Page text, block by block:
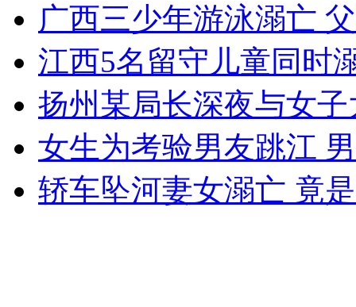
女孩北京地铁殴打老人 痛下狠手拳打脚踢
无痛分娩是否安全 医生回应
外交部：反对强权政治霸凌主义
外交部：有关国家言论片面不公正
广西三少年游泳溺亡
江西5名留守儿童同时
扬州某局长深夜与女
女生为考验男友跳江
轿车坠河妻女溺亡 竟